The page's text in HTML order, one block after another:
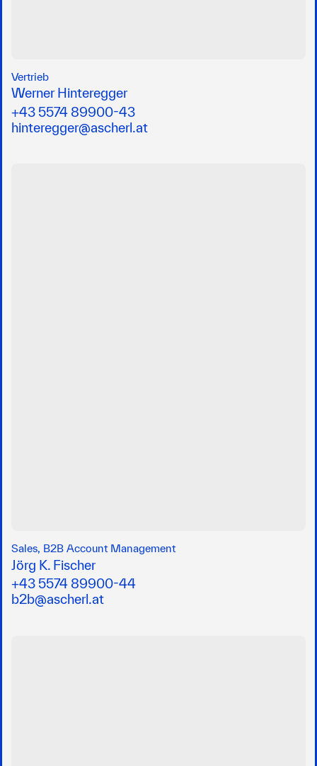
Vertrieb
Werner Hinteregger
+43 5574 89900-43
hinteregger@ascherl.at
Sales, B2B Account Management
Jörg K. Fischer
+43 5574 89900-44
b2b@ascherl.at